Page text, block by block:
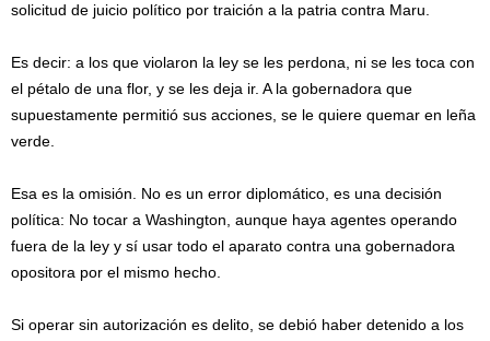
solicitud de juicio político por traición a la patria contra Maru.
Es decir: a los que violaron la ley se les perdona, ni se les toca con
el pétalo de una flor, y se les deja ir. A la gobernadora que
supuestamente permitió sus acciones, se le quiere quemar en leña
verde.
Esa es la omisión. No es un error diplomático, es una decisión
política: No tocar a Washington, aunque haya agentes operando
fuera de la ley y sí usar todo el aparato contra una gobernadora
opositora por el mismo hecho.
Si operar sin autorización es delito, se debió haber detenido a los